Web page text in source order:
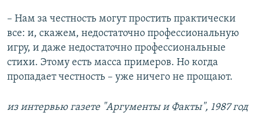
– Нам за честность могут простить практически
все: и, скажем, недостаточно профессиональную
игру, и даже недостаточно профессиональные
стихи. Этому есть масса примеров. Но когда
пропадает честность – уже ничего не прощают.
из интервью газете "Аргументы и Факты", 1987 год